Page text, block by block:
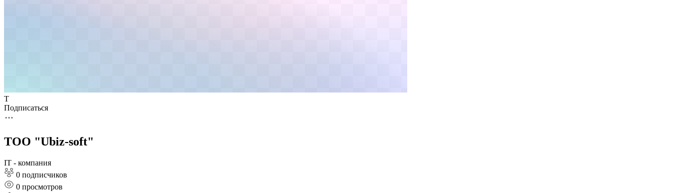
Т
Подписаться
ТОО "Ubiz-soft"
IT - компания
0 подписчиков
0 просмотров